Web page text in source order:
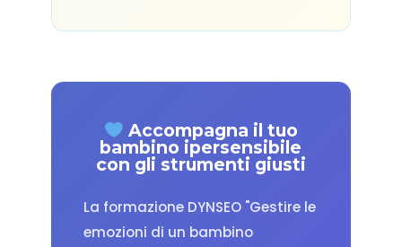
Accompagna il tuo
bambino ipersensibile
con gli strumenti giusti
La formazione DYNSEO "Gestire le
emozioni di un bambino